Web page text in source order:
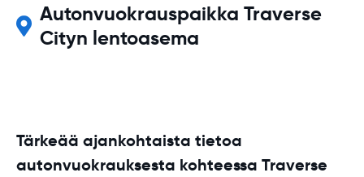
Autonvuokrauspaikka Traverse
Cityn lentoasema
Tärkeää ajankohtaista tietoa
autonvuokrauksesta kohteessa Traverse